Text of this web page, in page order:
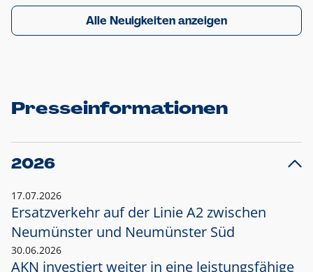
Alle Neuigkeiten anzeigen
Presseinformationen
2026
17.07.2026
Ersatzverkehr auf der Linie A2 zwischen
Neumünster und Neumünster Süd
30.06.2026
AKN investiert weiter in eine leistungsfähige